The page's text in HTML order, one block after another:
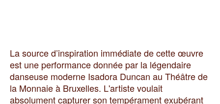
La source d’inspiration immédiate de cette œuvre
est une performance donnée par la légendaire
danseuse moderne Isadora Duncan au Théâtre de
la Monnaie à Bruxelles. L'artiste voulait
absolument capturer son tempérament exubérant